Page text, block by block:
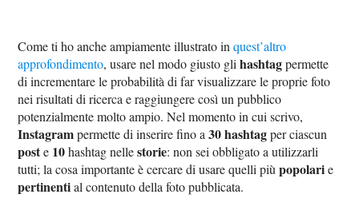
Come ti ho anche ampiamente illustrato inquest’altro
approfondimento, usare nel modo giusto glihashtagpermette
di incrementare le probabilità di far visualizzare le proprie foto
nei risultati di ricerca e raggiungere così un pubblico
potenzialmente molto ampio. Nel momento in cui scrivo,
Instagrampermette di inserire fino a30 hashtagper ciascun
poste 10hashtag nellestorie: non sei obbligato a utilizzarli
tutti; la cosa importante è cercare di usare quelli piùpopolarie
pertinential contenuto della foto pubblicata.